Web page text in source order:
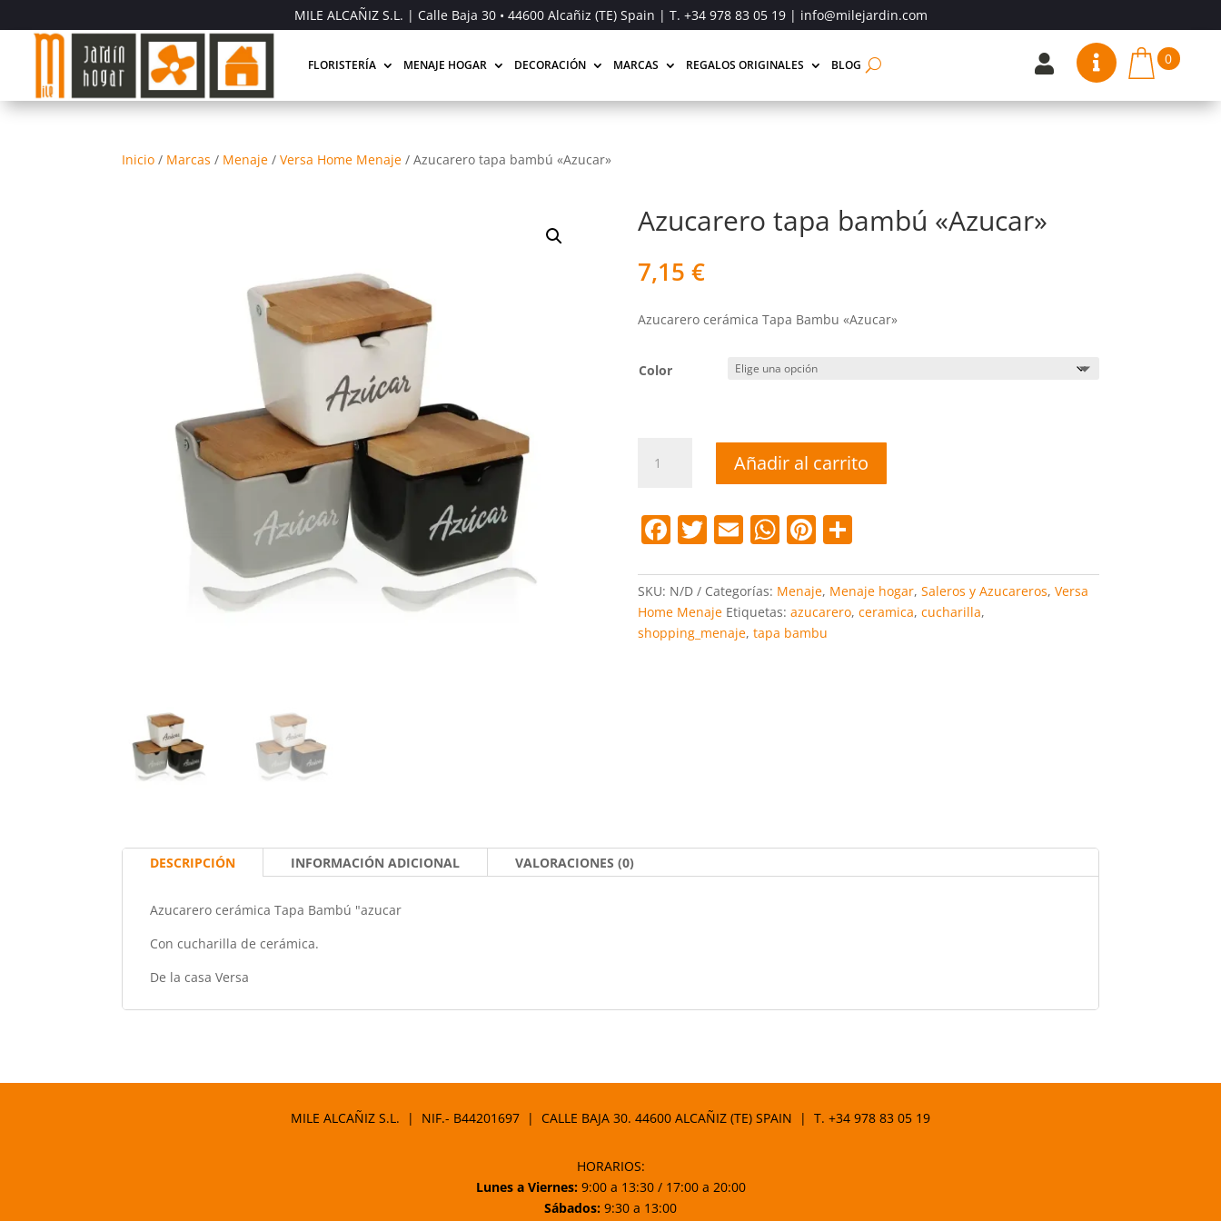
MILE ALCAÑIZ S.L. | Calle Baja 30 • 44600 Alcañiz (TE) Spain | T. +34 978 83 05 19| info@milejardin.com
FLORISTERÍA MENAJE HOGAR DECORACIÓN MARCAS REGALOS ORIGINALES BLOG   0
Inicio / Marcas / Menaje /Versa Home Menaje /Azucarero tapa bambú «Azucar»
Azucarero tapa bambú «Azucar»
7,15 €
Azucarero cerámica Tapa Bambu «Azucar»
Color
tapa
cantidad
Añadir al carrito
F
c
e
b
T
itt
er
E
ai
l
W
at
s
A
Pi
er
e
st
C
m
p
SKU: N/D Categorías: Menaje, Menaje hogar, Saleros y Azucareros, Versa
Home Menaje Etiquetas: azucarero, ceramica, cucharilla,
shopping_menaje, tapa bambu
DESCRIPCIÓN INFORMACIÓN ADICIONAL VALORACIONES (0)
Azucarero cerámica Tapa Bambú "azucar
Con cucharilla de cerámica.
De la casa Versa
MILE ALCAÑIZ S.L. | NIF.- B44201697 | CALLE BAJA 30. 44600 ALCAÑIZ (TE) SPAIN | T. +34 978 83 05 19
HORARIOS:
Lunes a Viernes:9:00 a 13:30 / 17:00 a 20:00
Sábados: 9:30 a 13:00